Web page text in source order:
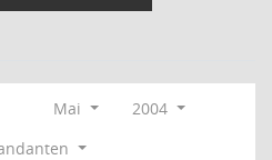
Mai
2004